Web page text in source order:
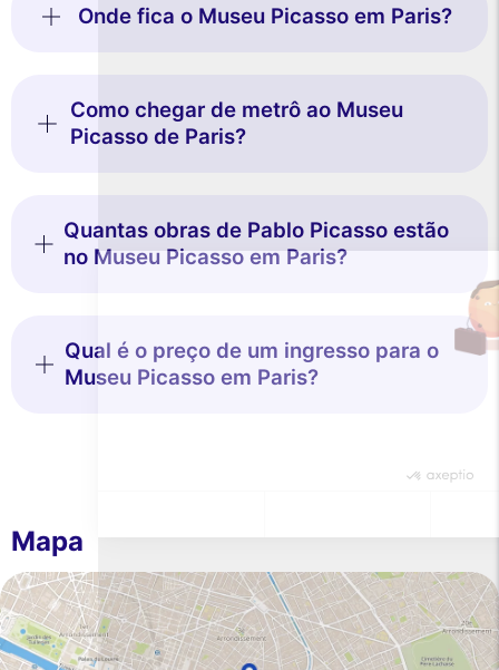
Este site utiliza
pessoais para melhorar a sua experiência
de navegação, medir a nossa audiência e personalizar os anúncios
Nunca! Deixe-me ver
Onde fica o Museu Picasso em Paris?
Como chegar de metrô ao Museu
Picasso de Paris?
Quantas obras de Pablo Picasso estão
no Museu Picasso em Paris?
Qual é o preço de um ingresso para o
Museu Picasso em Paris?
Mapa